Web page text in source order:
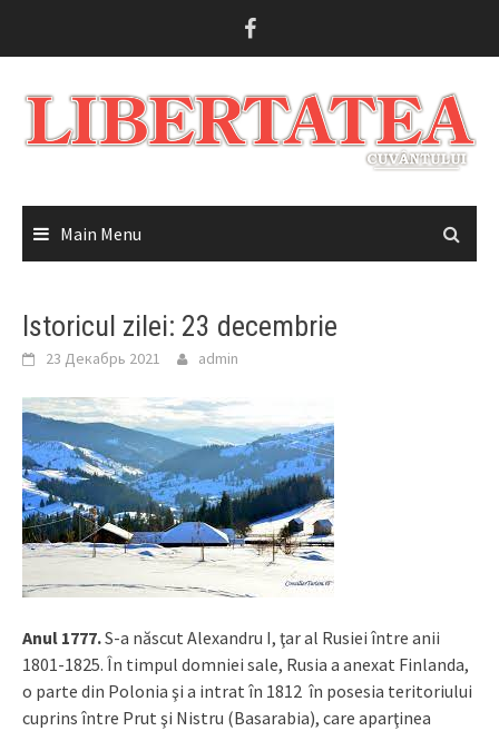
Main Menu
Istoricul zilei: 23 decembrie
23 Декабрь 2021 admin
Anul 1777.S-a născut Alexandru I, ţar al Rusiei între anii
1801-1825. În timpul domniei sale, Rusia a anexat Finlanda,
o parte din Polonia şi a intrat în 1812 în posesia teritoriului
cuprins între Prut şi Nistru (Basarabia), care aparţinea